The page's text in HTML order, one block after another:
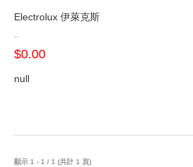
Electrolux 伊萊克斯
$0.00
null
顯示 1 - 1 / 1 (共計 1 頁)